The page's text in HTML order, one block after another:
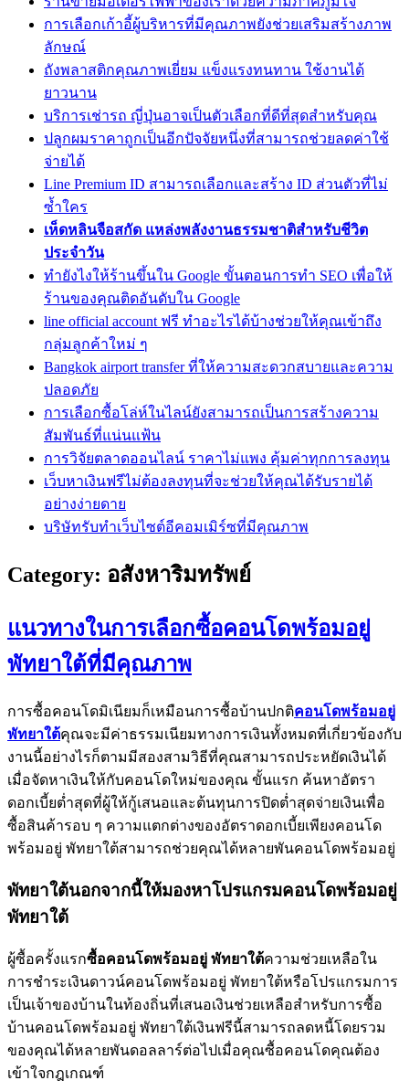
การเลือกเก้าอี้ผู้บริหารที่มีคุณภาพยังช่วยเสริมสร้างภาพ
ลักษณ์
ถังพลาสติกคุณภาพเยี่ยม แข็งแรงทนทาน ใช้งานได้
ยาวนาน
บริการเช่ารถ ญี่ปุ่นอาจเป็นตัวเลือกที่ดีที่สุดสำหรับคุณ
ปลูกผมราคาถูกเป็นอีกปัจจัยหนึ่งที่สามารถช่วยลดค่าใช้
จ่ายได้
Line Premium ID สามารถเลือกและสร้าง ID ส่วนตัวที่ไม่
ซ้ำใคร
เห็ดหลินจือสกัด แหล่งพลังงานธรรมชาติสำหรับชีวิต
ประจำวัน
ทํายังไงให้ร้านขึ้นใน Google ขั้นตอนการทำ SEO เพื่อให้
ร้านของคุณติดอันดับใน Google
line official account ฟรี ทำอะไรได้บ้างช่วยให้คุณเข้าถึง
กลุ่มลูกค้าใหม่ ๆ
Bangkok airport transfer ที่ให้ความสะดวกสบายและความ
ปลอดภัย
การเลือกซื้อโล่ห์ในไลน์ยังสามารถเป็นการสร้างความ
สัมพันธ์ที่แน่นแฟ้น
การวิจัยตลาดออนไลน์ ราคาไม่แพง คุ้มค่าทุกการลงทุน
เว็บหาเงินฟรีไม่ต้องลงทุนที่จะช่วยให้คุณได้รับรายได้
อย่างง่ายดาย
บริษัทรับทำเว็บไซต์อีคอมเมิร์ซที่มีคุณภาพ
Category: อสังหาริมทรัพย์
แนวทางในการเลือกซื้อคอนโดพร้อมอยู่
พัทยาใต้ที่มีคุณภาพ
การซื้อคอนโดมิเนียมก็เหมือนการซื้อบ้านปกติคอนโดพร้อมอยู่
พัทยาใต้คุณจะมีค่าธรรมเนียมทางการเงินทั้งหมดที่เกี่ยวข้องกับ
งานนี้อย่างไรก็ตามมีสองสามวิธีที่คุณสามารถประหยัดเงินได้
เมื่อจัดหาเงินให้กับคอนโดใหม่ของคุณ ขั้นแรก ค้นหาอัตรา
ดอกเบี้ยต่ำสุดที่ผู้ให้กู้เสนอและต้นทุนการปิดต่ำสุดจ่ายเงินเพื่อ
ซื้อสินค้ารอบ ๆ ความแตกต่างของอัตราดอกเบี้ยเพียงคอนโด
พร้อมอยู่ พัทยาใต้สามารถช่วยคุณได้หลายพันคอนโดพร้อมอยู่
พัทยาใต้นอกจากนี้ให้มองหาโปรแกรมคอนโดพร้อมอยู่
พัทยาใต้
ผู้ซื้อครั้งแรกซื้อคอนโดพร้อมอยู่ พัทยาใต้ความช่วยเหลือใน
การชำระเงินดาวน์คอนโดพร้อมอยู่ พัทยาใต้หรือโปรแกรมการ
เป็นเจ้าของบ้านในท้องถิ่นที่เสนอเงินช่วยเหลือสำหรับการซื้อ
บ้านคอนโดพร้อมอยู่ พัทยาใต้เงินฟรีนี้สามารถลดหนี้โดยรวม
ของคุณได้หลายพันดอลลาร์ต่อไปเมื่อคุณซื้อคอนโดคุณต้อง
เข้าใจกฎเกณฑ์